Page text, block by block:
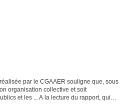
par le CGAAER souligne que, sous
organisation collective et soit
et les ... A la lecture du rapport, qui